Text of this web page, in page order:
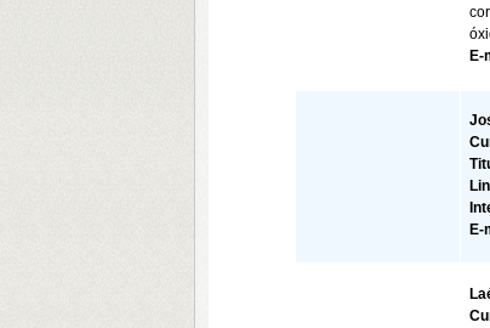
E-
E-